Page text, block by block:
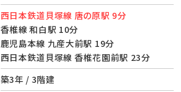
西日本鉄道貝塚線 唐の原駅 9分
香椎線 和白駅 10分
鹿児島本線 九産大前駅 19分
西日本鉄道貝塚線 香椎花園前駅 23分
築3年 / 3階建